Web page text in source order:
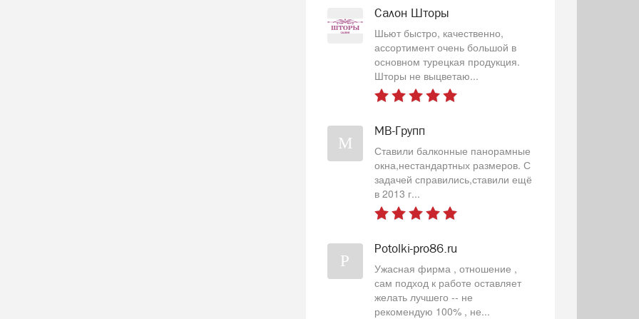
Салон Шторы
Шьют быстро, качественно,
ассортимент очень большой в
основном турецкая продукция.
Шторы не выцветаю...
М
МВ-Групп
Ставили балконные панорамные
окна,нестандартных размеров. С
задачей справились,ставили ещё
в 2013 г...
P
Potolki-pro86.ru
Ужасная фирма , отношение ,
сам подход к работе оставляет
желать лучшего -- не
рекомендую 100% , не...